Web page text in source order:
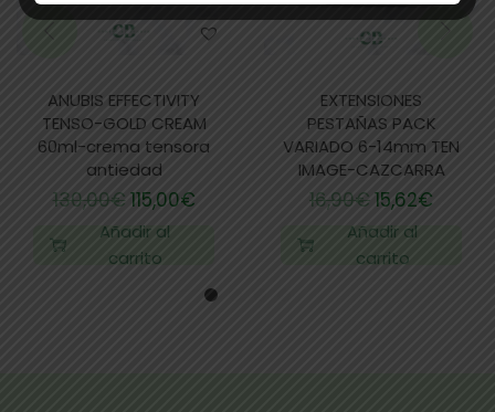
ANUBIS EFFECTIVITY
TENSO-GOLD CREAM
60ml-crema tensora
antiedad
130,00€ 115,00€
Añadir al
carrito
EXTENSIONES
PESTAÑAS PACK
VARIADO 6-14mm TEN
IMAGE-CAZCARRA
16,90€15,62€
Añadir al
carrito